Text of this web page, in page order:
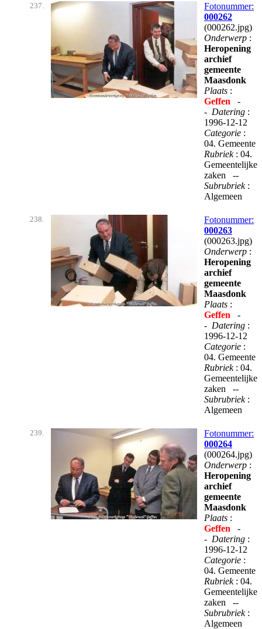
237.
Fotonummer:
000262
(000262.jpg)
Onderwerp :
Heropening
archief
gemeente
Maasdonk
Plaats :
Geffen -
- Datering :
1996-12-12
Categorie :
04. Gemeente
Rubriek : 04.
Gemeentelijke
zaken --
Subrubriek :
Algemeen
238.
Fotonummer:
000263
(000263.jpg)
Onderwerp :
Heropening
archief
gemeente
Maasdonk
Plaats :
Geffen -
- Datering :
1996-12-12
Categorie :
04. Gemeente
Rubriek : 04.
Gemeentelijke
zaken --
Subrubriek :
Algemeen
239.
Fotonummer:
000264
(000264.jpg)
Onderwerp :
Heropening
archief
gemeente
Maasdonk
Plaats :
Geffen -
- Datering :
1996-12-12
Categorie :
04. Gemeente
Rubriek : 04.
Gemeentelijke
zaken --
Subrubriek :
Algemeen